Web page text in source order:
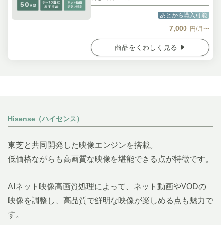
あとから購入可能
7,000 円/月〜
商品をくわしく見る
Hisense（ハイセンス）
東芝と共同開発した映像エンジンを搭載。
低価格ながらも高画質な映像を堪能できる点が特徴です。
AIネット映像高画質処理によって、ネット動画やVODの
映像を調整し、高品質で鮮明な映像が楽しめる点も魅力で
す。